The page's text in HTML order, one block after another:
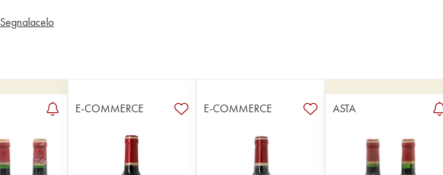
Segnalacelo
E-COMMERCE E-COMMERCE ASTA